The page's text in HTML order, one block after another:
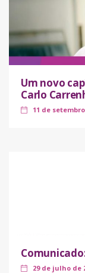
Um novo
Carlo
11 de
29 de julho de